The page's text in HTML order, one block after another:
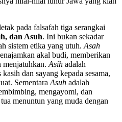
pada falsafah tiga serangkai
dan Asuh. Ini bukan sekadar
sistem etika yang utuh. Asah
akal budi, memberikan
Asih adalah
dan sayang kepada sesama,
Sementara Asuh adalah
mengayomi, dan
menuntun yang muda dengan